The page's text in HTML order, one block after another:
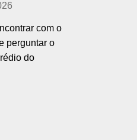
com o
perguntar o
do